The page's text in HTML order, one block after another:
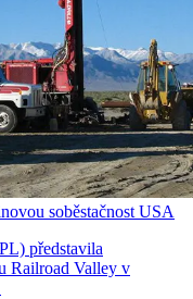
soběstačnost USA
představila
Railroad Valley v